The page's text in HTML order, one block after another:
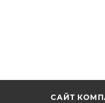
САЙТ